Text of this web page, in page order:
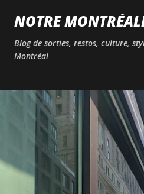
Passer au
NOTRE
Blog de sorties, restos, culture,
Montréal